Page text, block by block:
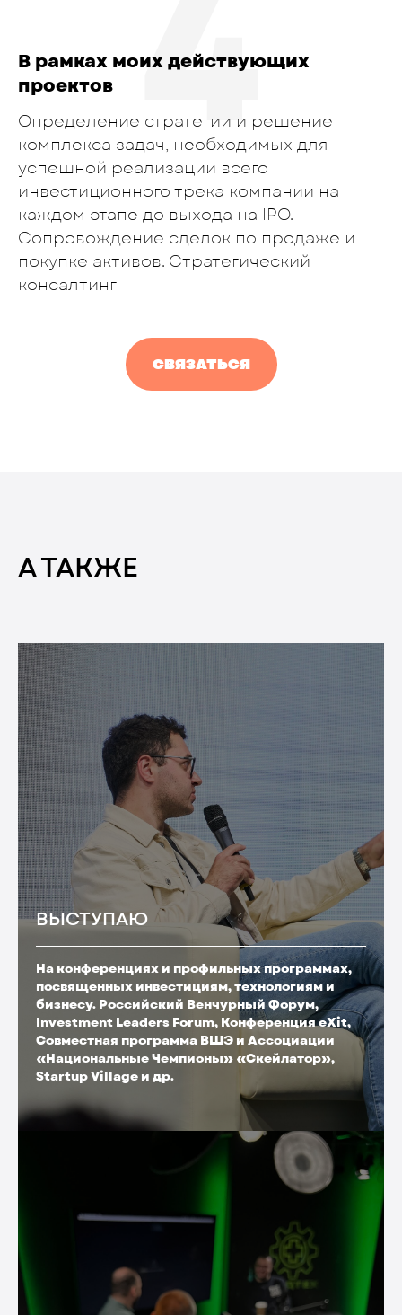
В рамках моих действующих
проектов
Определение стратегии и решение
комплекса задач, необходимых для
успешной реализации всего
инвестиционного трека компании на
каждом этапе до выхода на IPO.
Сопровождение сделок по продаже и
покупке активов. Стратегический
консалтинг
4
СВЯЗАТЬСЯ
А ТАКЖЕ
ВЫСТУПАЮ
На конференциях и профильных программах,
посвященных инвестициям, технологиям и
бизнесу. Российский Венчурный Форум,
Investment Leaders Forum, Конференция eXit,
Совместная программа ВШЭ и Ассоциации
«Национальные Чемпионы» «Скейлатор»,
Startup Village и др.